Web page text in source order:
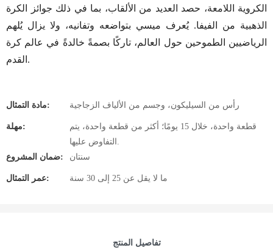
الكروية اللامعة، حصد العديد من الألقاب، بما في ذلك جوائز الكرة
الذهبية من الفيفا. يُعرف ميسي بتواضعه وتفانيه، ولا يزال يُلهم
الرياضيين الطموحين حول العالم، تاركًا بصمةً خالدةً في عالم كرة
القدم.
مادة التمثال: رأس من السيليكون، وجسم من الألياف الزجاجية
مهلة:
قطعة واحدة، خلال 15 يومًا؛ أكثر من قطعة واحدة، يتم
التفاوض عليها.
ضمان المشروع:
سنتان
عمر التمثال: ما لا يقل عن 25 إلى 30 سنة
تفاصيل المنتج